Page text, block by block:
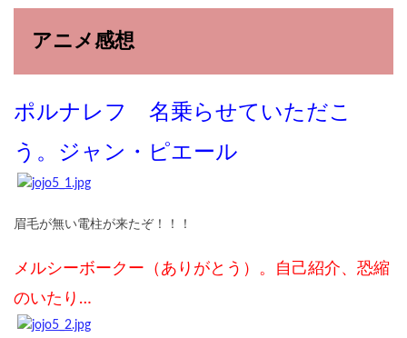
アニメ感想
ポルナレフ 名乗らせていただこ
う。ジャン・ピエール
眉毛が無い電柱が来たぞ！！！
メルシーボークー（ありがとう）。自己紹介、恐縮
のいたり…